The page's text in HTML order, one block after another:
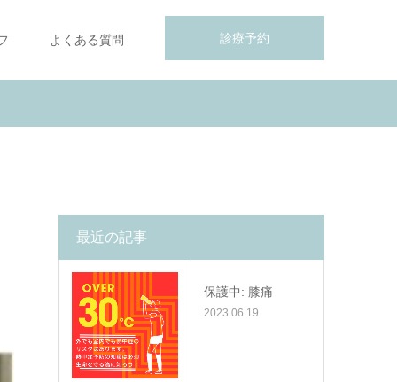
診療予約
よくある質問
最近の記事
保護中: 膝痛
2023.06.19